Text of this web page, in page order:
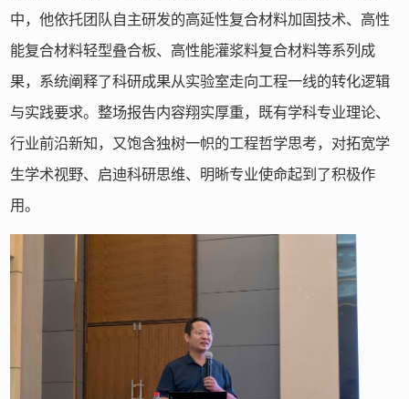
中，他依托团队自主研发的高延性复合材料加固技术、高性
能复合材料轻型叠合板、高性能灌浆料复合材料等系列成
果，系统阐释了科研成果从实验室走向工程一线的转化逻辑
与实践要求。整场报告内容翔实厚重，既有学科专业理论、
行业前沿新知，又饱含独树一帜的工程哲学思考，对拓宽学
生学术视野、启迪科研思维、明晰专业使命起到了积极作
用。